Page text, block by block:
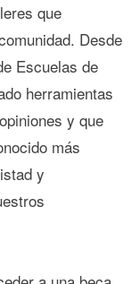
que
Desde
Escuelas de
herramientas
y que
más
y